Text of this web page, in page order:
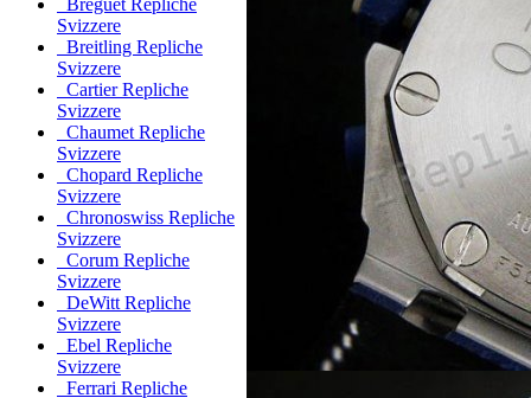
Breguet Repliche
Svizzere
Breitling Repliche
Svizzere
Cartier Repliche
Svizzere
Chaumet Repliche
Svizzere
Chopard Repliche
Svizzere
Chronoswiss Repliche
Svizzere
Corum Repliche
Svizzere
DeWitt Repliche
Svizzere
Ebel Repliche
Svizzere
Ferrari Repliche